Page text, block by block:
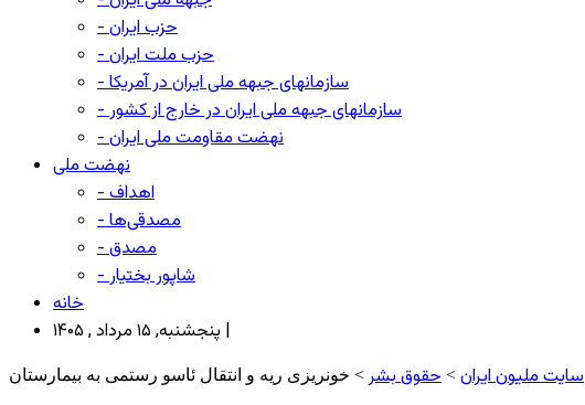
- حزب ایران
- حزب ملت ایران
- سازمانهای جبهه ملی ایران در آمریکا
- سازمانهای جبهه ملی ایران در خارج از کشور
- نهضت مقاومت ملی ایران
نهضت ملی
- اهداف
- مصدقی‌ها
- مصدق
- شاپور بختیار
خانه
پنجشنبه, ۱۵ مرداد , ۱۴۰۵ |
سایت ملیون ایران > حقوق بشر > خونریزی ریه و انتقال ئاسو رستمی به بیمارستان